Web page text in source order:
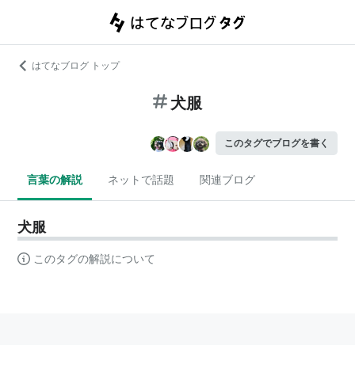
はてなブログ トップ
犬服
このタグでブログを書く
言葉の解説 ネットで話題 関連ブログ
犬服
このタグの解説について